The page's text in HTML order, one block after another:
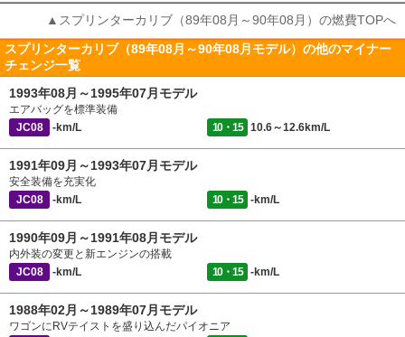
▲スプリンターカリブ（89年08月～90年08月）の燃費TOPへ
スプリンターカリブ（89年08月～90年08月モデル）の他のマイナー
チェンジ一覧
1993年08月～1995年07月モデル
エアバッグを標準装備
JC08
-km/L 10・15 10.6～12.6km/L
1991年09月～1993年07月モデル
安全装備を充実化
JC08
-km/L 10・15 -km/L
1990年09月～1991年08月モデル
内外装の変更と新エンジンの搭載
JC08
-km/L 10・15 -km/L
1988年02月～1989年07月モデル
ワゴンにRVテイストを盛り込んだパイオニア